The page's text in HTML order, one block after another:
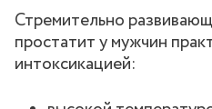
Стремительно
простатит у мужчин
интоксикацией: